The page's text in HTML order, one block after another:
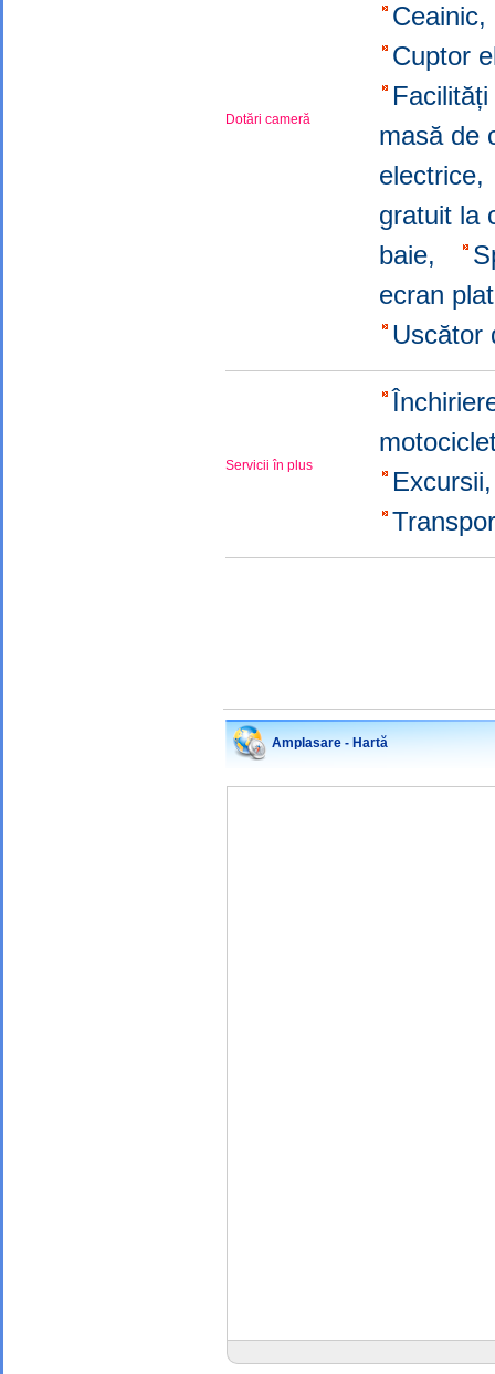
Dotări cameră
Cuptor
masă de
gratuit
baie,
ecran
Servicii în plus
Amplasare - Hartă